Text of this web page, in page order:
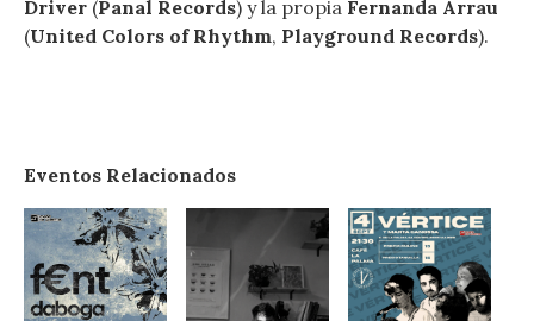
Driver (Panal Records) y la propia Fernanda Arrau
(United Colors of Rhythm, Playground Records).
Eventos Relacionados